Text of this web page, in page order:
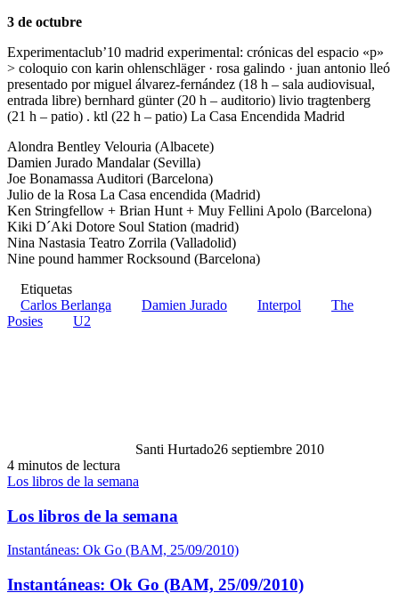
3 de octubre
Experimentaclub’10 madrid experimental: crónicas del espacio «p»
> coloquio con karin ohlenschläger · rosa galindo · juan antonio lleó
presentado por miguel álvarez-fernández (18 h – sala audiovisual,
entrada libre) bernhard günter (20 h – auditorio) livio tragtenberg
(21 h – patio) . ktl (22 h – patio) La Casa Encendida Madrid
Alondra Bentley Velouria (Albacete)
Damien Jurado Mandalar (Sevilla)
Joe Bonamassa Auditori (Barcelona)
Julio de la Rosa La Casa encendida (Madrid)
Ken Stringfellow + Brian Hunt + Muy Fellini Apolo (Barcelona)
Kiki D´Aki Dotore Soul Station (madrid)
Nina Nastasia Teatro Zorrila (Valladolid)
Nine pound hammer Rocksound (Barcelona)
Etiquetas
Carlos Berlanga
Damien Jurado Interpol
The
Posies
U2
Santi Hurtado26 septiembre 2010
4 minutos de lectura
Los libros de la semana
Los libros de la semana
Instantáneas: Ok Go (BAM, 25/09/2010)
Instantáneas: Ok Go (BAM, 25/09/2010)